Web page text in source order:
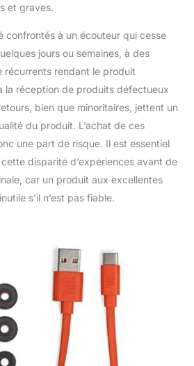
et graves.
confrontés à un écouteur qui cesse
jours ou semaines, à des
récurrents rendant le produit
la réception de produits défectueux
bien que minoritaires, jettent un
du produit. L’achat de ces
une part de risque. Il est essentiel
disparité d’expériences avant de
car un produit aux excellentes
s’il n’est pas fiable.